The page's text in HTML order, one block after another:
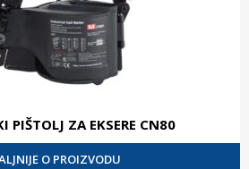
PIŠTOLJ ZA EKSERE CN80
O PROIZVODU